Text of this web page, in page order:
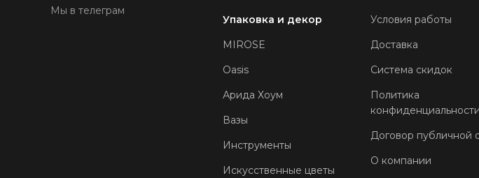
Мы в телеграм
Упаковка и декор
MIROSE
Oasis
Арида Хоум
Вазы
Инструменты
Искусственные цветы
Условия работы
Доставка
Система скидок
Политика
конфиденциальности
Договор публичной
О компании